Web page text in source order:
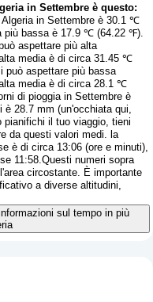
in Settembre è questo:
Algeria in Settembre è 30.1 ℃
più bassa è 17.9 ℃ (64.22 ℉).
aspettare più alta
media è di circa 31.45 ℃
può aspettare più bassa
media è di circa 28.1 ℃
di pioggia in Settembre è
è 28.7 mm (un'occhiata qui,
pianifichi il tuo viaggio, tieni
da questi valori medi. la
è di circa 13:06 (ore e minuti),
11:58.Questi numeri sopra
circostante. È importante
a diverse altitudini,
sul tempo in più